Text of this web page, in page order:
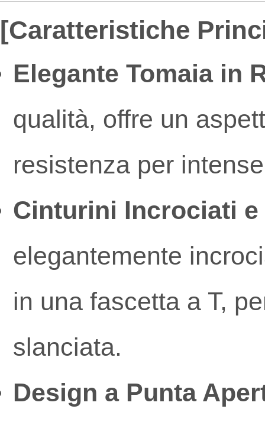
[Caratteristiche
Elegante Tomaia in
qualità, offre un
resistenza per
Cinturini Incrociati e
elegantemente
in una fascetta a T,
slanciata.
Design a Punta